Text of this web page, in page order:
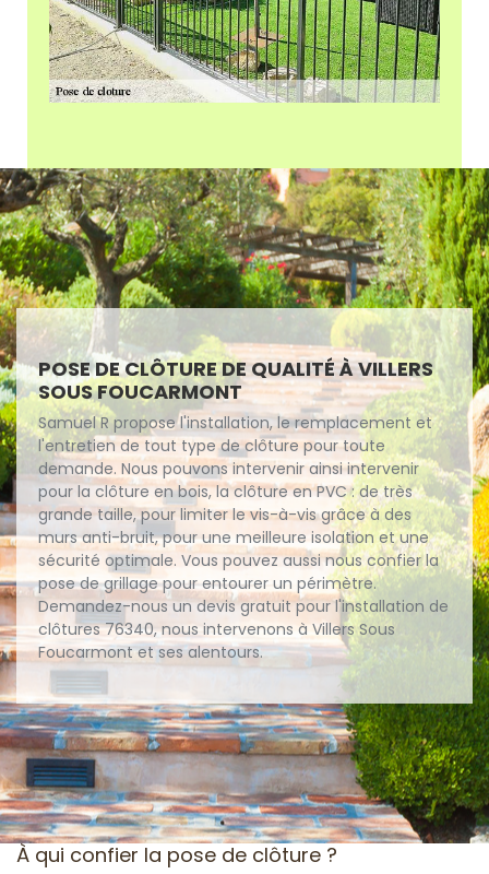
POSE DE CLÔTURE DE QUALITÉ À VILLERS
SOUS FOUCARMONT
Samuel R propose l'installation, le remplacement et
l'entretien de tout type de clôture pour toute
demande. Nous pouvons intervenir ainsi intervenir
pour la clôture en bois, la clôture en PVC : de très
grande taille, pour limiter le vis-à-vis grâce à des
murs anti-bruit, pour une meilleure isolation et une
sécurité optimale. Vous pouvez aussi nous confier la
pose de grillage pour entourer un périmètre.
Demandez-nous un devis gratuit pour l'installation de
clôtures 76340, nous intervenons à Villers Sous
Foucarmont et ses alentours.
À qui confier la pose de clôture ?